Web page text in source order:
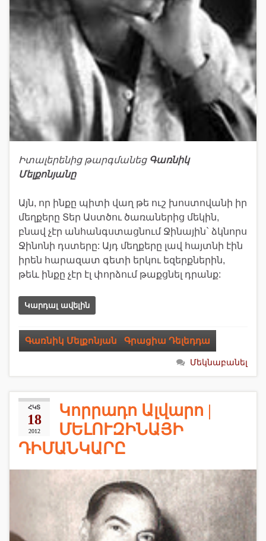
Իտալերենից թարգմանեց Գառնիկ
Մելքոնյանը
Այն, որ ինքը պիտի վաղ թե ուշ խոստովանի իր
մեղքերը Տեր Աստծու ծառաներից մեկին,
բնավ չէր անհանգստացնում Ջինային` ձկնորս
Ջինոնի դստերը: Այդ մեղքերը լավ հայտնի էին
իրեն հարազատ գետի երկու եզերքներին,
թեև ինքը չէր էլ փորձում թաքցնել դրանք:
Կարդալ ավելին
Գառնիկ Մելքոնյան Գրացիա Դելեդդա
Մեկնաբանել
ՀԿՏ
18
2012
Կորրադո Ալվարո |
ՄԵԼՈՒԶԻՆԱՅԻ
ԴԻՄԱՆԿԱՐԸ